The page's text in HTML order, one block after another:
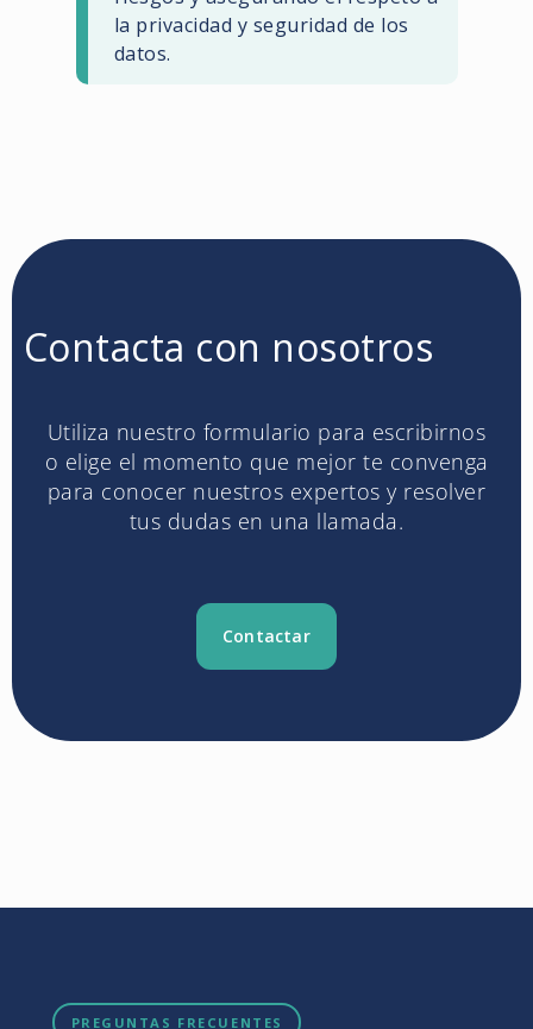
la privacidad y seguridad de los
datos.
Contacta con nosotros
Utiliza nuestro formulario para escribirnos
o elige el momento que mejor te convenga
para conocer nuestros expertos y resolver
tus dudas en una llamada.
Contactar
PREGUNTAS FRECUENTES